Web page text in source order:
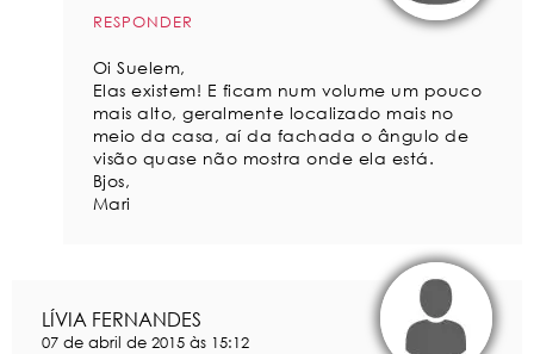
RESPONDER
Oi Suelem,
Elas existem! E ficam num volume um pouco
mais alto, geralmente localizado mais no
meio da casa, aí da fachada o ângulo de
visão quase não mostra onde ela está.
Bjos,
Mari
LÍVIA FERNANDES
07 de abril de 2015 às 15:12